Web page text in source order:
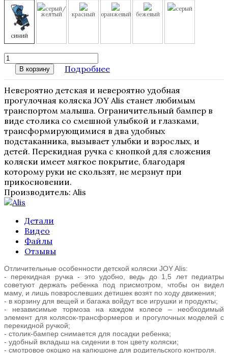
синий
серый/
желтый красный оранжевый бежевый
серый
В корзину Подробнее
Невероятно детская и невероятно удобная
прогулочная коляска JOY Alis станет любимым
транспортом малыша. Ограничительный бампер в
виде столика со смешной улыбкой и глазками,
трансформирующимися в два удобных
подстаканника, вызывает улыбки и взрослых, и
детей. Перекидная ручка с кнопкой для сложения
коляски имеет мягкое покрытие, благодаря
которому руки не скользят, не мерзнут при
прикосновении.
Производитель: Alis
Детали
Видео
Файлы
Отзывы
Отличительные особенности детской коляски JOY Alis:
- перекидная ручка - это удобно, ведь до 1,5 лет педиатры
советуют держать ребенка под присмотром, чтобы он видел
маму, и лишь повзрослевших детишек возят по ходу движения;
- в корзину для вещей и багажа войдут все игрушки и продукты;
- независимые тормоза на каждом колесе – необходимый
элемент для колясок-трансформеров и прогулочных моделей с
перекидной ручкой;
- столик-бампер снимается для посадки ребенка;
- удобный вкладыш на сидении в тон цвету коляски;
- смотровое окошко на капюшоне для родительского контроля.